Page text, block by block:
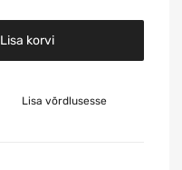
Lisa korvi
Lisa võrdlusesse